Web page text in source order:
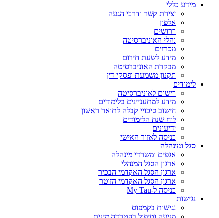
מידע כללי
יצירת קשר ודרכי הגעה
אלפון
דרושים
נהלי האוניברסיטה
מכרזים
מידע לשעת חירום
מבקרת האוניברסיטה
תקנון משמעת ופסקי דין
לימודים
רישום לאוניברסיטה
מידע למתעניינים בלימודים
חישוב סיכויי קבלה לתואר ראשון
לוח שנת הלימודים
ידיעונים
כניסה לאזור האישי
סגל ומינהלה
אגפים ומשרדי מינהלה
ארגון הסגל המנהלי
ארגון הסגל האקדמי הבכיר
ארגון הסגל האקדמי הזוטר
כניסה ל-My Tau
נגישות
נגישות בקמפוס